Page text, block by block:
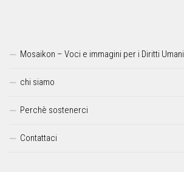
Mosaikon – Voci e immagini per i Diritti Umani
chi siamo
Perchè sostenerci
Contattaci